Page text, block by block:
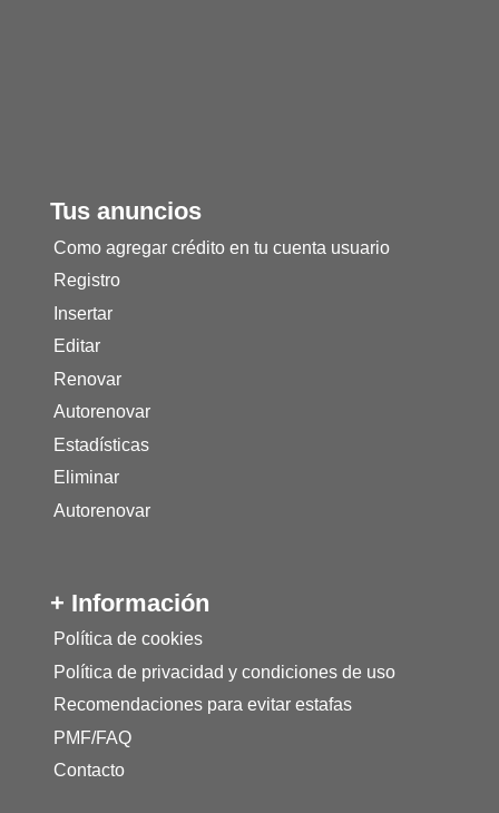
Tus anuncios
Como agregar crédito en tu cuenta usuario
Registro
Insertar
Editar
Renovar
Autorenovar
Estadísticas
Eliminar
Autorenovar
+ Información
Política de cookies
Política de privacidad y condiciones de uso
Recomendaciones para evitar estafas
PMF/FAQ
Contacto